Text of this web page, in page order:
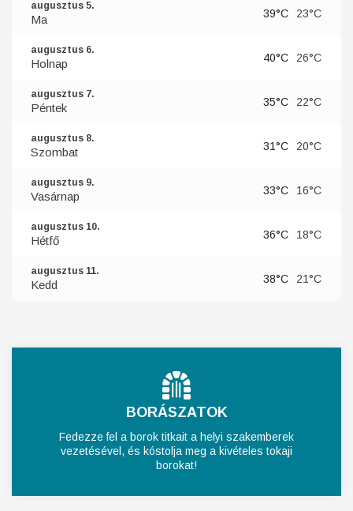
augusztus 5.
Ma 39°C 23°C
augusztus 6.
Holnap 40°C 26°C
augusztus 7.
Péntek 35°C 22°C
augusztus 8.
Szombat 31°C 20°C
augusztus 9.
Vasárnap 33°C 16°C
augusztus 10.
Hétfő 36°C 18°C
augusztus 11.
Kedd 38°C 21°C
BORÁSZATOK
Fedezze fel a borok titkait a helyi szakemberek
vezetésével, és kóstolja meg a kivételes tokaji
borokat!